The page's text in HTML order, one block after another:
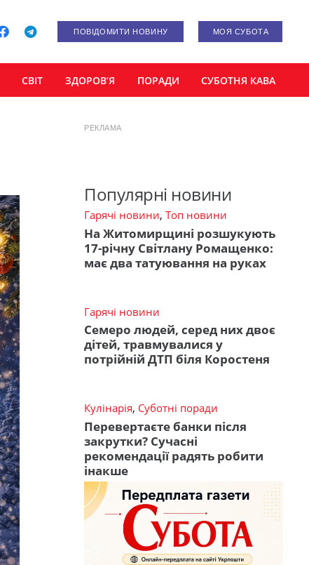
ПОВІДОМИТИ НОВИНУ МОЯ СУБОТА
СВІТ ЗДОРОВ’Я ПОРАДИ СУБОТНЯ КАВА
РЕКЛАМА
Популярні новини
Гарячі новини, Топ новини
На Житомирщині розшукують
17-річну Світлану Ромащенко:
має два татуювання на руках
Гарячі новини
Семеро людей, серед них двоє
дітей, травмувалися у
потрійній ДТП біля Коростеня
Кулінарія, Суботні поради
Перевертаєте банки після
закрутки? Сучасні
рекомендації радять робити
інакше